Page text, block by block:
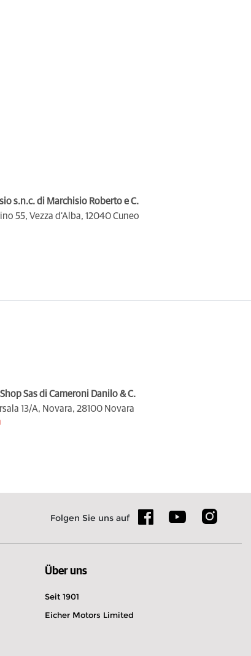
s.n.c. di Marchisio Roberto e C.
55, Vezza d'Alba, 12040 Cuneo
Sas di Cameroni Danilo & C.
13/A, Novara, 28100 Novara
Folgen Sie uns auf
Über uns
Seit 1901
Eicher Motors Limited